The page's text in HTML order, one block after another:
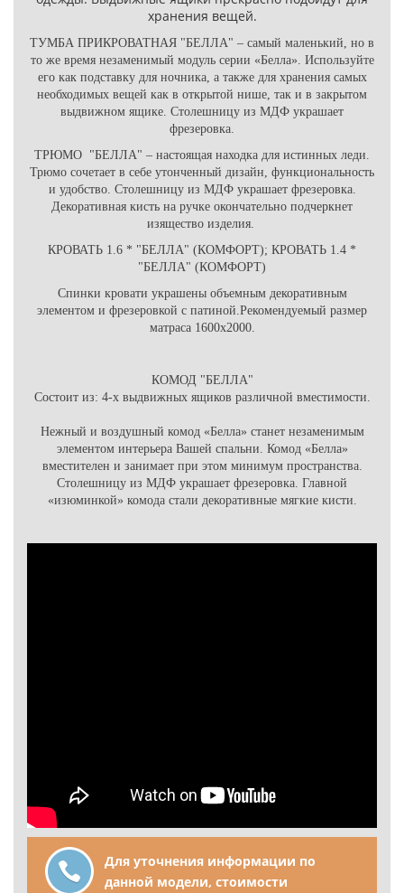
хранения вещей.
ТУМБА ПРИКРОВАТНАЯ "БЕЛЛА" – самый маленький, но в
то же время незаменимый модуль серии «Белла». Используйте
его как подставку для ночника, а также для хранения самых
необходимых вещей как в открытой нише, так и в закрытом
выдвижном ящике. Столешницу из МДФ украшает
фрезеровка.
ТРЮМО "БЕЛЛА" – настоящая находка для истинных леди.
Трюмо сочетает в себе утонченный дизайн, функциональность
и удобство. Столешницу из МДФ украшает фрезеровка.
Декоративная кисть на ручке окончательно подчеркнет
изящество изделия.
КРОВАТЬ 1.6 * "БЕЛЛА" (КОМФОРТ); КРОВАТЬ 1.4 *
"БЕЛЛА" (КОМФОРТ)
Спинки кровати украшены объемным декоративным
элементом и фрезеровкой с патиной.Рекомендуемый размер
матраса 1600х2000.
КОМОД "БЕЛЛА"
Состоит из: 4-х выдвижных ящиков различной вместимости.
Нежный и воздушный комод «Белла» станет незаменимым
элементом интерьера Вашей спальни. Комод «Белла»
вместителен и занимает при этом минимум пространства.
Столешницу из МДФ украшает фрезеровка. Главной
«изюминкой» комода стали декоративные мягкие кисти.
Для уточнения информации по
данной модели, стоимости